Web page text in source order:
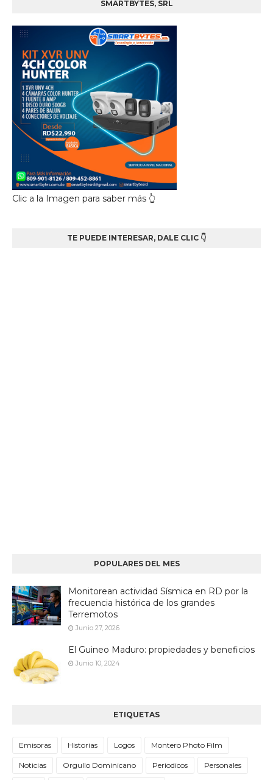
SMARTBYTES, SRL
Clic a la Imagen para saber más 👆
TE PUEDE INTERESAR, DALE CLIC 👇
POPULARES DEL MES
Monitorean actividad Sísmica en RD por la
frecuencia histórica de los grandes
Terremotos
Junio 27, 2026
El Guineo Maduro: propiedades y beneficios
Junio 10, 2024
ETIQUETAS
Emisoras Historias Logos Montero Photo Film
Noticias Orgullo Dominicano Periodicos Personales